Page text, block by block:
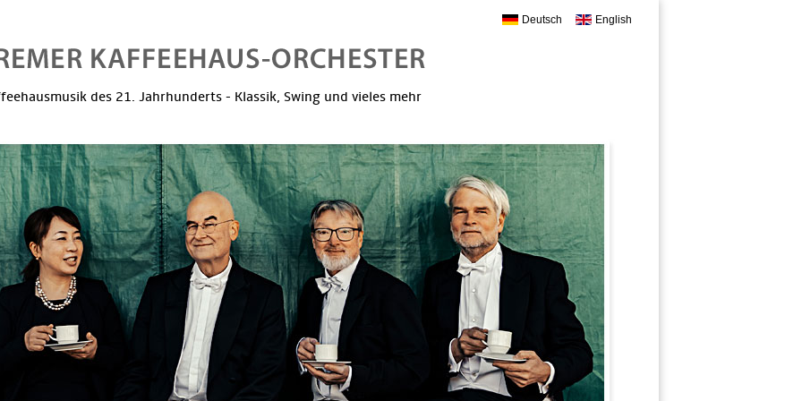
Deutsch English
des 21. Jahrhunderts - Klassik, Swing und vieles mehr